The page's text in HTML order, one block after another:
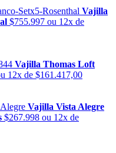
Vajilla
$755.997 ou 12x de
Vajilla Thomas Loft
12x de $161.417,00
Vajilla Vista Alegre
$267.998 ou 12x de